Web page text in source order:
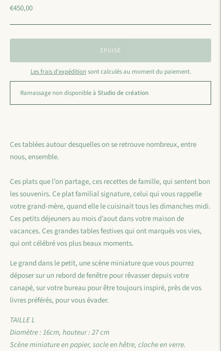
€450,00
ÉPUISÉ
Les frais d'expédition sont calculés au moment du paiement.
Ramassage non disponible à Studio de création
Ces tablées autour desquelles on se retrouve nombreux, entre
nous, ensemble.
Ces plats que l’on partage, ces recettes de famille, qui sentent bon
les souvenirs. Ce plat familial signature, celui qui vous rappelle
votre grand-mère, quand elle le cuisinait tous les dimanches midi.
Ces petits déjeuners au mois d’aout dans votre maison de
vacances. Ces grandes tables festives qui ont marqués vos vies,
qui ont célébré vos plus beaux moments.
Le grand dans le petit, une scène miniature que vous pourrez
déposer sur un rebord de fenêtre pour rêvasser depuis votre
canapé, sur votre bureau pour être toujours inspiré, près de vos
livres préférés, pour vous évader.
TAILLE L
Diamètre : 16cm, hauteur : 27 cm
Scène miniature en papier, socle en hêtre, cloche en verre.